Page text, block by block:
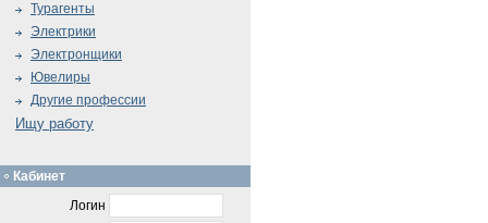
Турагенты
Электрики
Электронщики
Ювелиры
Другие профессии
Ищу работу
Кабинет
Логин